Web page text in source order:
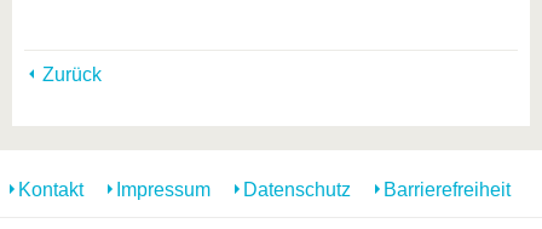
Zurück
Kontakt Impressum Datenschutz Barrierefreiheit